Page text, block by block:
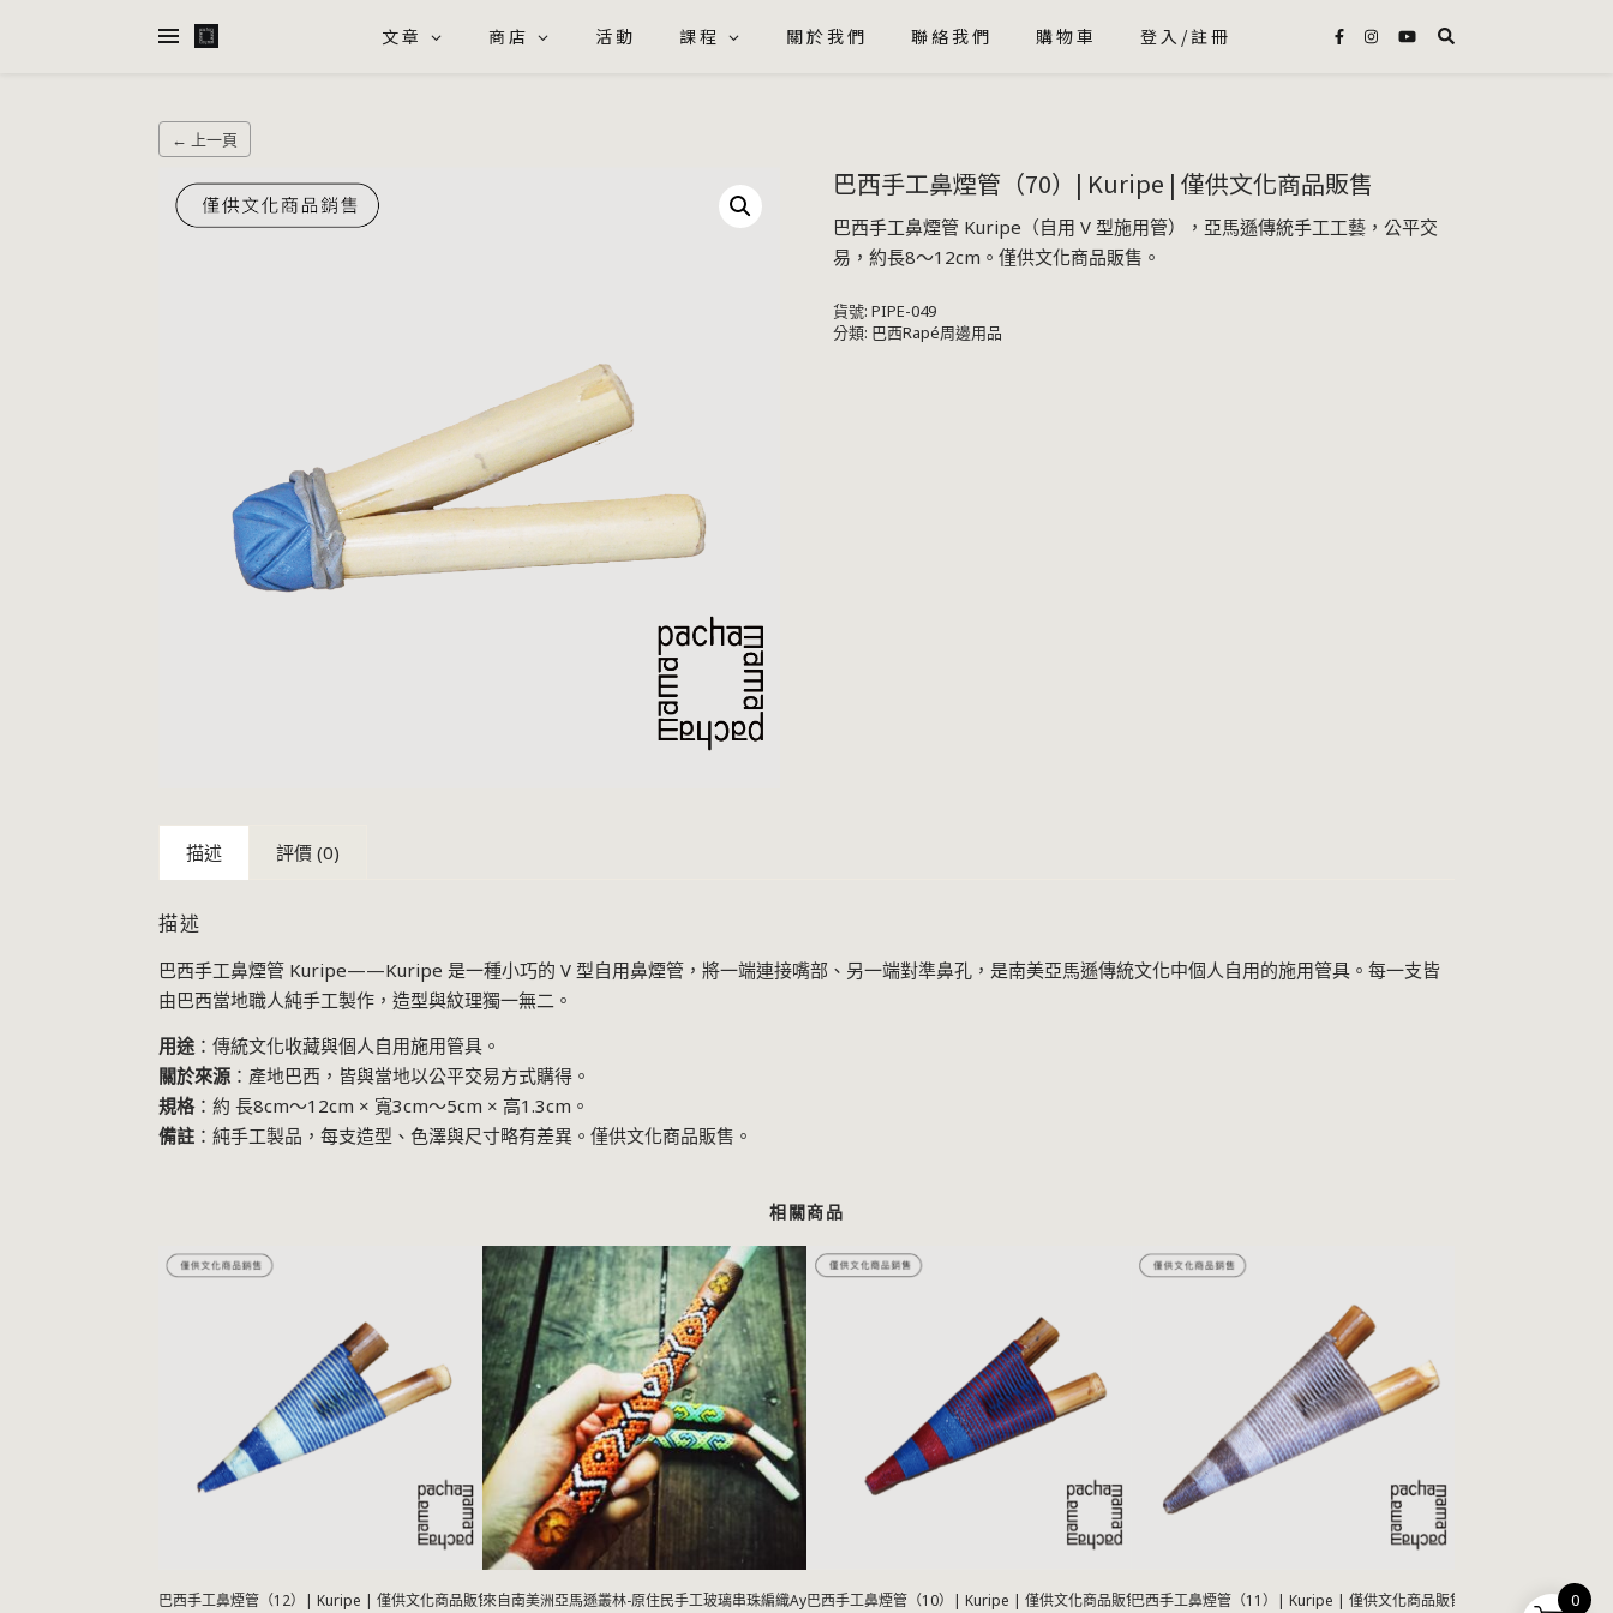
文章 商店 活動 課程 關於我們 聯絡我們 購物車 登入/註冊
← 上一頁
巴西手工鼻煙管（70）| Kuripe | 僅供文化商品販售
巴西手工鼻煙管 Kuripe（自用 V 型施用管），亞馬遜傳統手工工藝，公平交
易，約長8～12cm。僅供文化商品販售。
貨號: PIPE-049
分類: 巴西Rapé周邊用品
描述 評價 (0)
描述
巴西手工鼻煙管 Kuripe——Kuripe 是一種小巧的 V 型自用鼻煙管，將一端連接嘴部、另一端對準鼻孔，是南美亞馬遜傳統文化中個人自用的施用管具。每一支皆
由巴西當地職人純手工製作，造型與紋理獨一無二。
用途 ：傳統文化收藏與個人自用施用管具。
關於來源 ：產地巴西，皆與當地以公平交易方式購得。
規格：約 長8cm～12cm × 寬3cm～5cm × 高1.3cm。
備註 ：純手工製品，每支造型、色澤與尺寸略有差異。僅供文化商品販售。
相關商品
巴西手工鼻煙管（12）| Kuripe | 僅供文化商品販售來自南美洲亞馬遜叢林-原住民手工玻璃串珠編織Ayahuasca鼻煙管Tepi(橘）巴西手工鼻煙管（10）| Kuripe | 僅供文化商品販售巴西手工鼻煙管（11）| Kuripe | 僅供文化商品販售 0